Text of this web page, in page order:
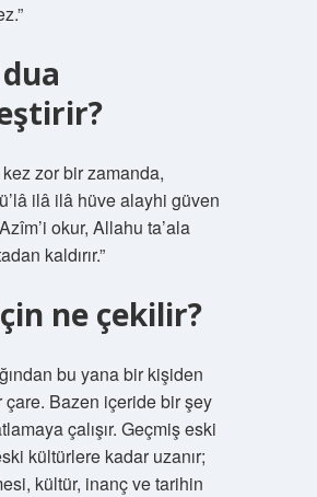
zor bir zamanda,
ilâ ilâ hüve alayhi güven
okur, Allahu ta’ala
kaldırır.”
ne çekilir?
bu yana bir kişiden
çare. Bazen içeride bir şey
çalışır. Geçmiş eski
kültürlere kadar uzanır;
kültür, inanç ve tarihin